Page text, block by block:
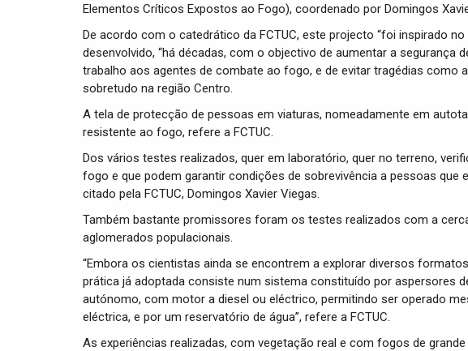
Elementos Críticos Expostos ao Fogo), coordenado por Domingos
De acordo com o catedrático da FCTUC, este projecto “foi inspirado
desenvolvido, “há décadas, com o objectivo de aumentar a segurança
trabalho aos agentes de combate ao fogo, e de evitar tragédias como
sobretudo na região Centro.
A tela de protecção de pessoas em viaturas, nomeadamente em
resistente ao fogo, refere a FCTUC.
Dos vários testes realizados, quer em laboratório, quer no terreno,
fogo e que podem garantir condições de sobrevivência a pessoas que
citado pela FCTUC, Domingos Xavier Viegas.
Também bastante promissores foram os testes realizados com a
aglomerados populacionais.
“Embora os cientistas ainda se encontrem a explorar diversos
prática já adoptada consiste num sistema constituído por aspersores
autónomo, com motor a diesel ou eléctrico, permitindo ser operado
eléctrica, e por um reservatório de água”, refere a FCTUC.
As experiências realizadas, com vegetação real e com fogos de